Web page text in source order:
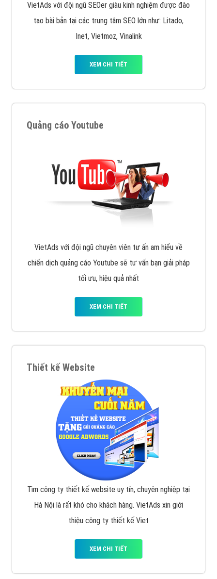
VietAds với đội ngũ SEOer giàu kinh nghiệm được đào
tạo bài bản tại các trung tâm SEO lớn như: Litado,
Inet, Vietmoz, Vinalink
XEM CHI TIẾT
Quảng cáo Youtube
VietAds với đội ngũ chuyên viên tư ấn am hiểu về
chiến dịch quảng cáo Youtube sẽ tư vấn bạn giải pháp
tối ưu, hiệu quả nhất
XEM CHI TIẾT
Thiết kế Website
Tìm công ty thiết kế website uy tín, chuyên nghiệp tại
Hà Nội là rất khó cho khách hàng. VietAds xin giới
thiệu công ty thiết kế Viet
XEM CHI TIẾT